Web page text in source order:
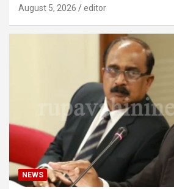
August 5, 2026 editor
NEWS